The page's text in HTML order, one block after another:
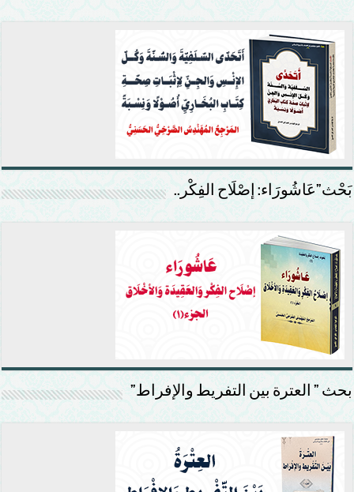
بَحْث”عَاشُورَاء: إصْلَاح الفِكْر..
بحث ” العترة بين التفريط والإفراط”